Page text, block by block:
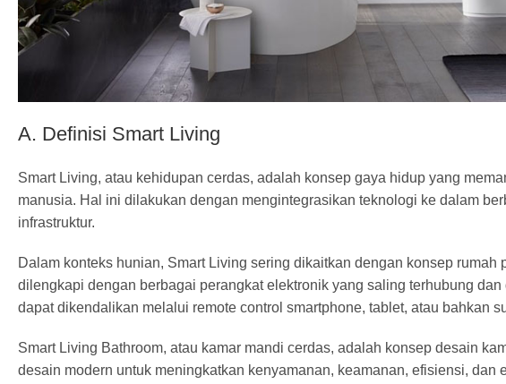
A. Definisi Smart Living
Smart Living, atau kehidupan cerdas, adalah konsep gaya hidup yang
manusia. Hal ini dilakukan dengan mengintegrasikan teknologi ke dalam
infrastruktur.
Dalam konteks hunian, Smart Living sering dikaitkan dengan konsep rumah
dilengkapi dengan berbagai perangkat elektronik yang saling terhubung
dapatdikendalikan melalui remote control smartphone, tablet, atau bahkan
Smart Living Bathroom, atau kamar mandi cerdas, adalah konsep desain
desain modern untuk meningkatkan kenyamanan, keamanan, efisiensi,